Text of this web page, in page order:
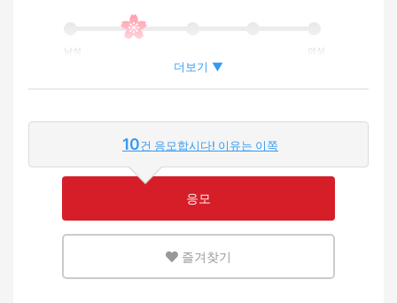
남성 여성
외국인이 근무하는 비율
영어 또는 모국어를 살릴 수 있는 환경
더보기 ▼
10건 응모합시다! 이유는 이쪽
응모
즐겨찾기